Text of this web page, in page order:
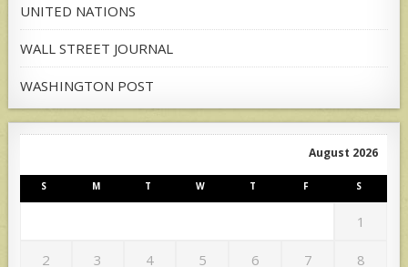
UNITED NATIONS
WALL STREET JOURNAL
WASHINGTON POST
August 2026
S M T W T F S
1
2 3 4 5 6 7 8